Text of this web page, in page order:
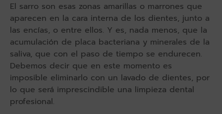
El sarro son esas zonas amarillas o marrones que
aparecen en la cara interna de los dientes, junto a
las encías, o entre ellos. Y es, nada menos, que la
acumulación de placa bacteriana y minerales de la
saliva, que con el paso de tiempo se endurecen.
Debemos decir que en este momento es
imposible eliminarlo con un lavado de dientes, por
lo que será imprescindible una limpieza dental
profesional.